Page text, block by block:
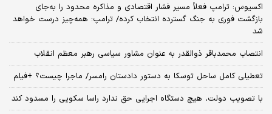
اکسیوس: ترامپ فعلاً مسیر فشار اقتصادی و مذاکره محدود را به‌جای
بازگشت فوری به جنگ گسترده انتخاب کرده/ ترامپ: همه‌چیز درست خواهد
شد
انتصاب محمدباقر ذوالقدر به عنوان مشاور سیاسی رهبر معظم انقلاب
تعطیلی کامل ساحل توسکا به دستور دادستان رامسر/ ماجرا چیست؟ +فیلم
با تصویب دولت، هیچ دستگاه اجرایی حق ندارد راسا سکویی را مسدود کند